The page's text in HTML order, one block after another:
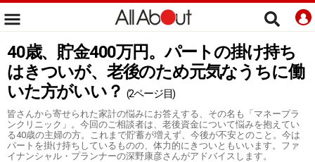
40歳、貯金400万円。パートの掛け持ち
はきついが、老後のため元気なうちに働
いた方がいい？ (2ページ目)
皆さんから寄せられた家計の悩みにお答えする、その名も「マネープラ
ンクリニック」。今回のご相談者は、老後資金について悩みを抱えてい
る40歳の主婦の方。これまで貯蓄が増えず、今後が不安とのこと。今は
パートを掛け持ちしているものの、体力的にきついともいいます。ファ
イナンシャル・プランナーの深野康彦さんがアドバイスします。